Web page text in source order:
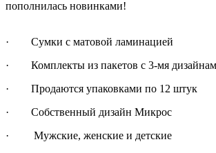
пополнилась новинками!
· Сумки с матовой ламинацией
· Комплекты из пакетов с 3-мя
· Продаются упаковками по 12 штук
· Собственный дизайн Микрос
· Мужские, женские и детские